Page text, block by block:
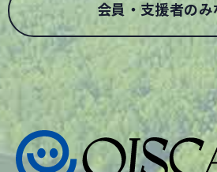
会員・支援者のみ